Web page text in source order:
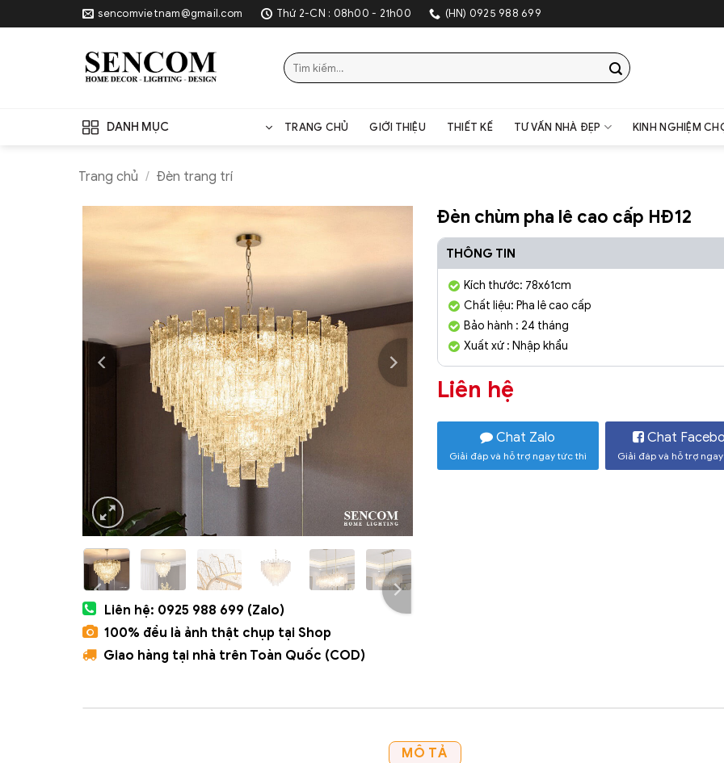
to
sencomvietnam@gmail.com Thứ 2-CN : 08h00 - 21h00 (HN) 0925 988 699
Tìm
kiếm:
DANH MỤC TRANG CHỦ GIỚI THIỆU THIẾT KẾ TƯ VẤN NHÀ ĐẸP KINH NGHIỆM
Trang chủ / Đèn trang trí
Liên hệ: 0925 988 699 (Zalo)
100% đều là ảnh thật chụp tại Shop
Giao hàng tại nhà trên Toàn Quốc (COD)
Đèn chùm pha lê cao cấp HĐ12
THÔNG TIN
Kích thước: 78x61cm
Chất liệu: Pha lê cao cấp
Bảo hành : 24 tháng
Xuất xứ : Nhập khẩu
Liên hệ
Chat Zalo
Giải đáp và hỗ trợ ngay tức thì
Chat
Giải đáp và hỗ trợ
MÔ TẢ